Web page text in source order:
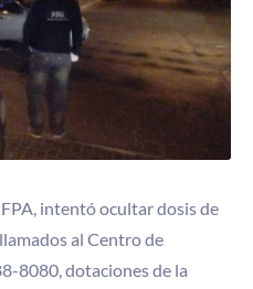
intentó ocultar dosis de
al Centro de
8080, dotaciones de la